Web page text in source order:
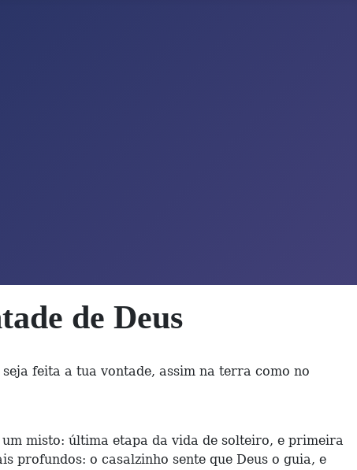
de Deus
feita a tua vontade, assim na terra como no
misto: última etapa da vida de solteiro, e primeira
profundos: o casalzinho sente que Deus o guia, e